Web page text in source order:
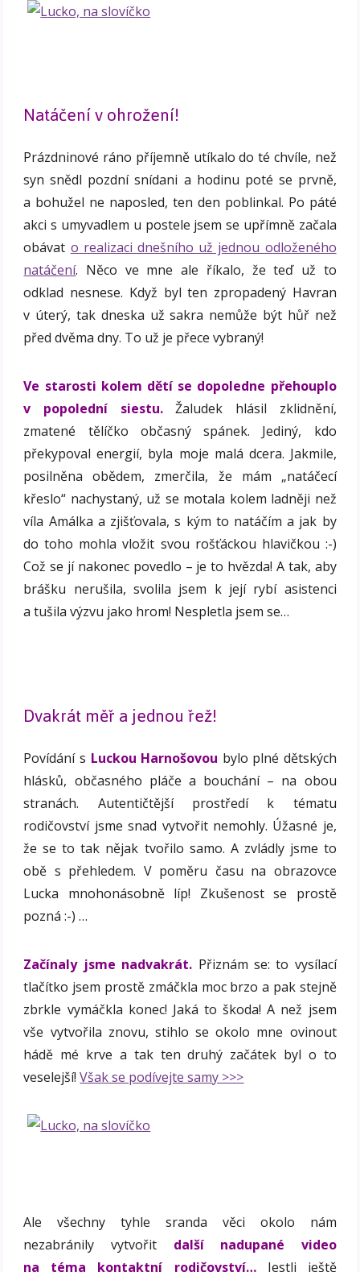
Natáčení v ohrožení!
Prázdninové ráno příjemně utíkalo do té chvíle, než
syn snědl pozdní snídani a hodinu poté se prvně,
a bohužel ne naposled, ten den poblinkal. Po páté
akci s umyvadlem u postele jsem se upřímně začala
obávat o realizaci dnešního už jednou odloženého
natáčení. Něco ve mne ale říkalo, že teď už to
odklad nesnese. Když byl ten zpropadený Havran
v úterý, tak dneska už sakra nemůže být hůř než
před dvěma dny. To už je přece vybraný!
Ve starosti kolem dětí se dopoledne přehouplo
v popolední siestu.Žaludek hlásil zklidnění,
zmatené tělíčko občasný spánek. Jediný, kdo
překypoval energií, byla moje malá dcera. Jakmile,
posilněna obědem, zmerčila, že mám „natáčecí
křeslo“ nachystaný, už se motala kolem ladněji než
víla Amálka a zjišťovala, s kým to natáčím a jak by
do toho mohla vložit svou rošťáckou hlavičkou :-)
Což se jí nakonec povedlo – je to hvězda! A tak, aby
brášku nerušila, svolila jsem k její rybí asistenci
a tušila výzvu jako hrom! Nespletla jsem se…
Dvakrát měř a jednou řež!
Povídání s Luckou Harnošovou bylo plné dětských
hlásků, občasného pláče a bouchání – na obou
stranách. Autentičtější prostředí k tématu
rodičovství jsme snad vytvořit nemohly. Úžasné je,
že se to tak nějak tvořilo samo. A zvládly jsme to
obě s přehledem. V poměru času na obrazovce
Lucka mnohonásobně líp! Zkušenost se prostě
pozná :-) …
Začínaly jsme nadvakrát. Přiznám se: to vysílací
tlačítko jsem prostě zmáčkla moc brzo a pak stejně
zbrkle vymáčkla konec! Jaká to škoda! A než jsem
vše vytvořila znovu, stihlo se okolo mne ovinout
hádě mé krve a tak ten druhý začátek byl o to
veselejší!Však se podívejte samy >>>
Ale všechny tyhle sranda věci okolo nám
nezabránily vytvořit další nadupané video
na téma kontaktní rodičovství…Jestli ještě